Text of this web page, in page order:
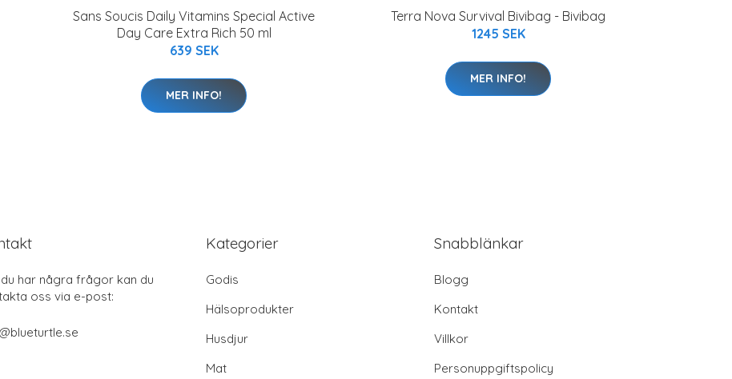
Sans Soucis Daily Vitamins Special Active
Day Care Extra Rich 50 ml
639 SEK
MER INFO!
Terra Nova Survival Bivibag - Bivibag
1245 SEK
MER INFO!
har några frågor kan du
oss via e-post:
Kategorier
Godis
Hälsoprodukter
Husdjur
Mat
Snabblänkar
Blogg
Kontakt
Villkor
Personuppgiftspolicy